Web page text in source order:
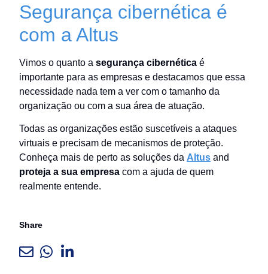
Segurança cibernética é
com a Altus
Vimos o quanto a segurança cibernética é
importante para as empresas e destacamos que essa
necessidade nada tem a ver com o tamanho da
organização ou com a sua área de atuação.
Todas as organizações estão suscetíveis a ataques
virtuais e precisam de mecanismos de proteção.
Conheça mais de perto as soluções da Altus and
proteja a sua empresa com a ajuda de quem
realmente entende.
Share